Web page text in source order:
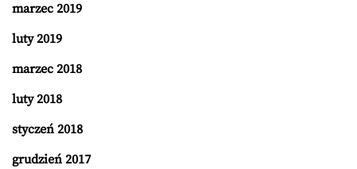
marzec 2019
luty 2019
marzec 2018
luty 2018
styczeń 2018
grudzień 2017